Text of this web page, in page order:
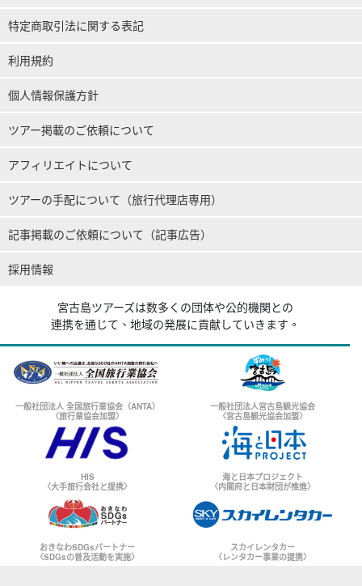
特定商取引法に関する表記
利用規約
個人情報保護方針
ツアー掲載のご依頼について
アフィリエイトについて
ツアーの手配について（旅行代理店専用）
記事掲載のご依頼について（記事広告）
採用情報
宮古島ツアーズは数多くの団体や公的機関との
連携を通じて、地域の発展に貢献していきます。
一般社団法人 全国旅行業協会（ANTA）
〈旅行業協会加盟〉
一般社団法人宮古島観光協会
〈宮古島観光協会加盟〉
HIS
〈大手旅行会社と提携〉
海と日本プロジェクト
〈内閣府と日本財団が推進〉
おきなわSDGsパートナー
〈SDGsの普及活動を実施〉
スカイレンタカー
〈レンタカー事業の提携〉